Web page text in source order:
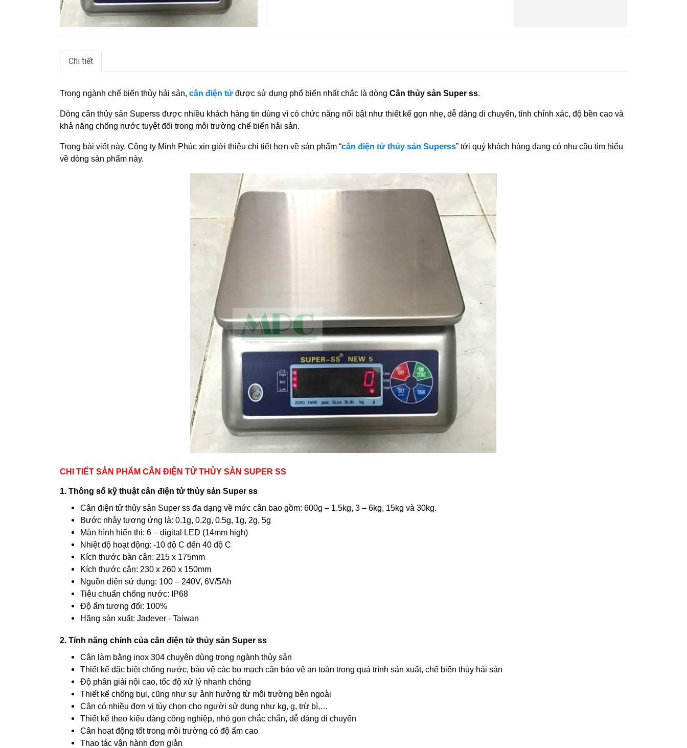
Chi tiết
Trong ngành chế biến thủy hải sản, cân điện tử được sử dụng phổ biến nhất chắc là dòng Cân thủy sản Super ss.
Dòng cân thủy sản Superss được nhiều khách hàng tin dùng vì có chức năng nổi bật như thiết kế gọn nhẹ, dễ dàng di chuyển, tính chính xác, độ bền cao và
khả năng chống nước tuyệt đối trong môi trường chế biến hải sản.
Trong bài viết này, Công ty Minh Phúc xin giới thiệu chi tiết hơn về sản phẩm “cân điện tử thủy sản Superss” tới quý khách hàng đang có nhu cầu tìm hiểu
về dòng sản phẩm này.
CHI TIẾT SẢN PHẨM CÂN ĐIỆN TỬ THỦY SẢN SUPER SS
1. Thông số kỹ thuật cân điện tử thủy sản Super ss
Cân điện tử thủy sản Super ss đa dạng về mức cân bao gồm: 600g – 1.5kg, 3 – 6kg, 15kg và 30kg.
Bước nhảy tương ứng là: 0.1g, 0.2g, 0.5g, 1g, 2g, 5g
Màn hình hiển thị: 6 – digital LED (14mm high)
Nhiệt độ hoạt động: -10 độ C đến 40 độ C
Kích thước bàn cân: 215 x 175mm
Kích thước cân: 230 x 260 x 150mm
Nguồn điện sử dụng: 100 – 240V, 6V/5Ah
Tiêu chuẩn chống nước: IP68
Độ ẩm tương đối: 100%
Hãng sản xuất: Jadever - Taiwan
2. Tính năng chính của cân điện tử thủy sản Super ss
Cân làm bằng inox 304 chuyên dùng trong ngành thủy sản
Thiết kế đặc biệt chống nước, bảo vệ các bo mạch cân bảo vệ an toàn trong quá trình sản xuất, chế biến thủy hải sản
Độ phân giải nội cao, tốc độ xử lý nhanh chóng
Thiết kế chống bụi, cũng như sự ảnh hưởng từ môi trường bên ngoài
Cân có nhiều đơn vị tùy chọn cho người sử dụng như kg, g, trừ bì,…
Thiết kế theo kiểu dáng công nghiệp, nhỏ gọn chắc chắn, dễ dàng di chuyển
Cân hoạt động tốt trong môi trường có độ ẩm cao
Thao tác vận hành đơn giản